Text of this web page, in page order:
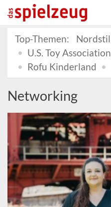
Top-Themen:
Nordstil
U.S. Toy Association
Rofu Kinderland
Networking